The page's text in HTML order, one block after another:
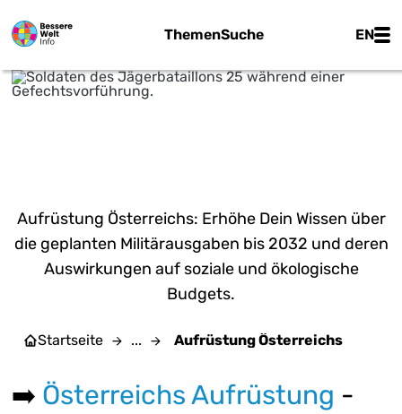
ThemenSuche EN
Aufrüstung Österreichs: Erhöhe Dein Wissen über
die geplanten Militärausgaben bis 2032 und deren
Auswirkungen auf soziale und ökologische
Budgets.
Startseite ... Aufrüstung Österreichs
➡️ Österreichs Aufrüstung -